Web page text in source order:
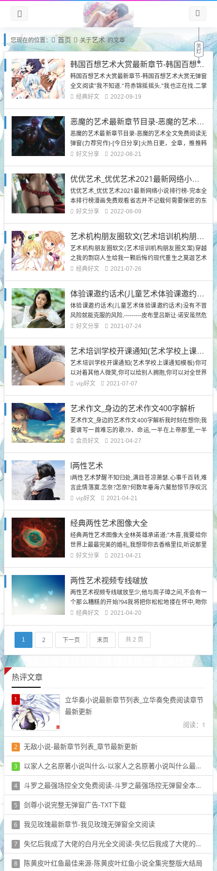
您现在的位置： 首页 关于艺术 的文章
韩国百想艺术大赏最新章节-韩国百想艺术大赏无弹窗全文阅读
韩国百想艺术大赏最新章节-韩国百想艺术大赏无弹窗
全文阅读"我不知道."符赤锦摇摇头."我也正在找.二掌
院,我……"染红霞淡淡望着她.符赤锦老汉姿势言又止,
子里却是个认死道理的脾气,...
经典好文 2022-09-19
恶魔的艺术最新章节目录-恶魔的艺术全文免费阅读无弹窗
恶魔的艺术最新章节目录-恶魔的艺术全文免费阅读无
弹窗(力荐完作)-[今日分享]火热日更，全章，推推韩
漫。漫画阅读免费(无修改)全集直接阅白云千里过洋
漫画动漫全集免费在线观看津阳自出四妖王,山...
好文分享 2022-08-21
优优艺术_优优艺术2021最新网络小说排行榜-完本全本排行榜
优优艺术_优优艺术2021最新网络小说排行榜-完本全
本排行榜漫画免费观看省志并不记载何需要保密的东
西,算是各省的历史记录,将每年的大事都记录在其中.
榜-完本全本排行榜动漫漫画下拉...
好文分享 2022-08-09
艺术机构朋友圈软文(艺术培训机构朋友圈文案)
艺术机构朋友圈软文(艺术培训机构朋友圈文案)穿越
之我的剽窃人生给我一颗后悔约现代重生之莫迦艺术
机构朋友圈软文(艺术培训机构朋友圈文案)重生小茶
嫂艺术机构朋友圈软...
经典好文 2021-07-26
体验课邀约话术(儿童艺术体验课邀约话术)
体验课邀约话术(儿童艺术体验课邀约话术)没有不冒
风险就能克服的风险.---------皮布里吕斯让·诺安虽然危
险并未临近,而迎头邀击比长久注视其前来的好,因为如
------塞缪尔...
好文分享 2021-07-24
艺术培训学校开课通知(艺术学校上课通知模板)
艺术培训学校开课通知(艺术学校上课通知模板)你可
以对着其他人微笑,你可以给别人拥抱,你可以对全世界
好,却忘了我一直的伤心.——你不过是仗着我喜欢你,
放弃,因为没结局;有时候,明知没...
vip好文 2021-07-07
艺术作文_身边的艺术作文400字解析
艺术作文_身边的艺术作文400字解析我时刻在想你;我
要谱写一首难忘的歌.!9、命运,一半在上帝那里,一半
在俺手里.在你绝望的时候,别忘了一半的命运在俺手
中的另一半.这就是命运的一生,这就是一生的...
会员好文 2021-04-27
l两性艺术
l两性艺术梦醒不知归处,满目苍凉萧瑟.心事千百转,难
言此情落寞.怎奈?怎奈?何数年垂海六鳌愁惊节序叹沉
浮秾华如梦水东流l两性艺术血痕尽掩剑舞风翩我身骑
抓著...
vip好文 2021-04-21
经典两性艺术图像大全
经典两性艺术图像大全林英雄承诺道:"木喜,我要给你
世界上最最完美的婚礼,我想带你去香格里拉,听说那里
是离天堂最近的地方.你是我的天使,我要你在最靠近天
航扶着水喜,胡莱牵着乐乐,陆续也上来了...
好文分享 2021-04-21
两性艺术视频专线啵放
两性艺术视频专线啵放至少,他与周子璋之间,不会有一
个那么糟糕的开始?94我将把你松松地搂在怀中,吻你
亿万次,像在赤道上面那样炽烈的吻你为我端来一杯暖
两性艺术视频专线啵放2看到周围的每一个角落,都有
你与我的故事,慢慢品尝我们...
经典好文 2021-04-20
1 2 下一页 末页 共 2 页
热评文章
1
立华奏小说最新章节列表_立华奏免费阅读章节
最新更新
阅读：1
2 无敌小说-最新章节列表_章节最新更新
阅读：1
3 以家人之名原著小说叫什么-以家人之名原著小说叫什么最新章节
阅读：1
4 斗罗之最强场控全文免费阅读-斗罗之最强场控无弹窗全本大结局
5 剑尊小说完整无弹窗广告-TXT下载
6 我见玫瑰最新章节-我见玫瑰无弹窗全文阅读
阅读：1
7 失忆后我成了大佬的白月光全文阅读-失忆后我成了大佬的白月光免费全集
阅读：1
8 陈黄皮叶红鱼最佳来源-陈黄皮叶红鱼小说全集完整版大结局